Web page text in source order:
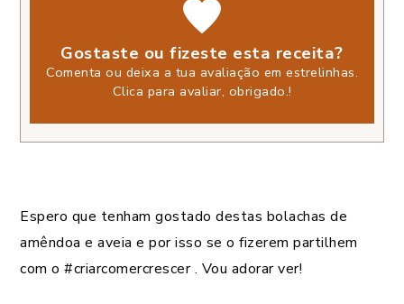
Gostaste ou fizeste esta receita?
Comenta ou deixa a tua avaliação em estrelinhas.
Clica para avaliar, obrigado.!
Espero que tenham gostado destas bolachas de
amêndoa e aveia e por isso se o fizerem partilhem
com o #criarcomercrescer . Vou adorar ver!